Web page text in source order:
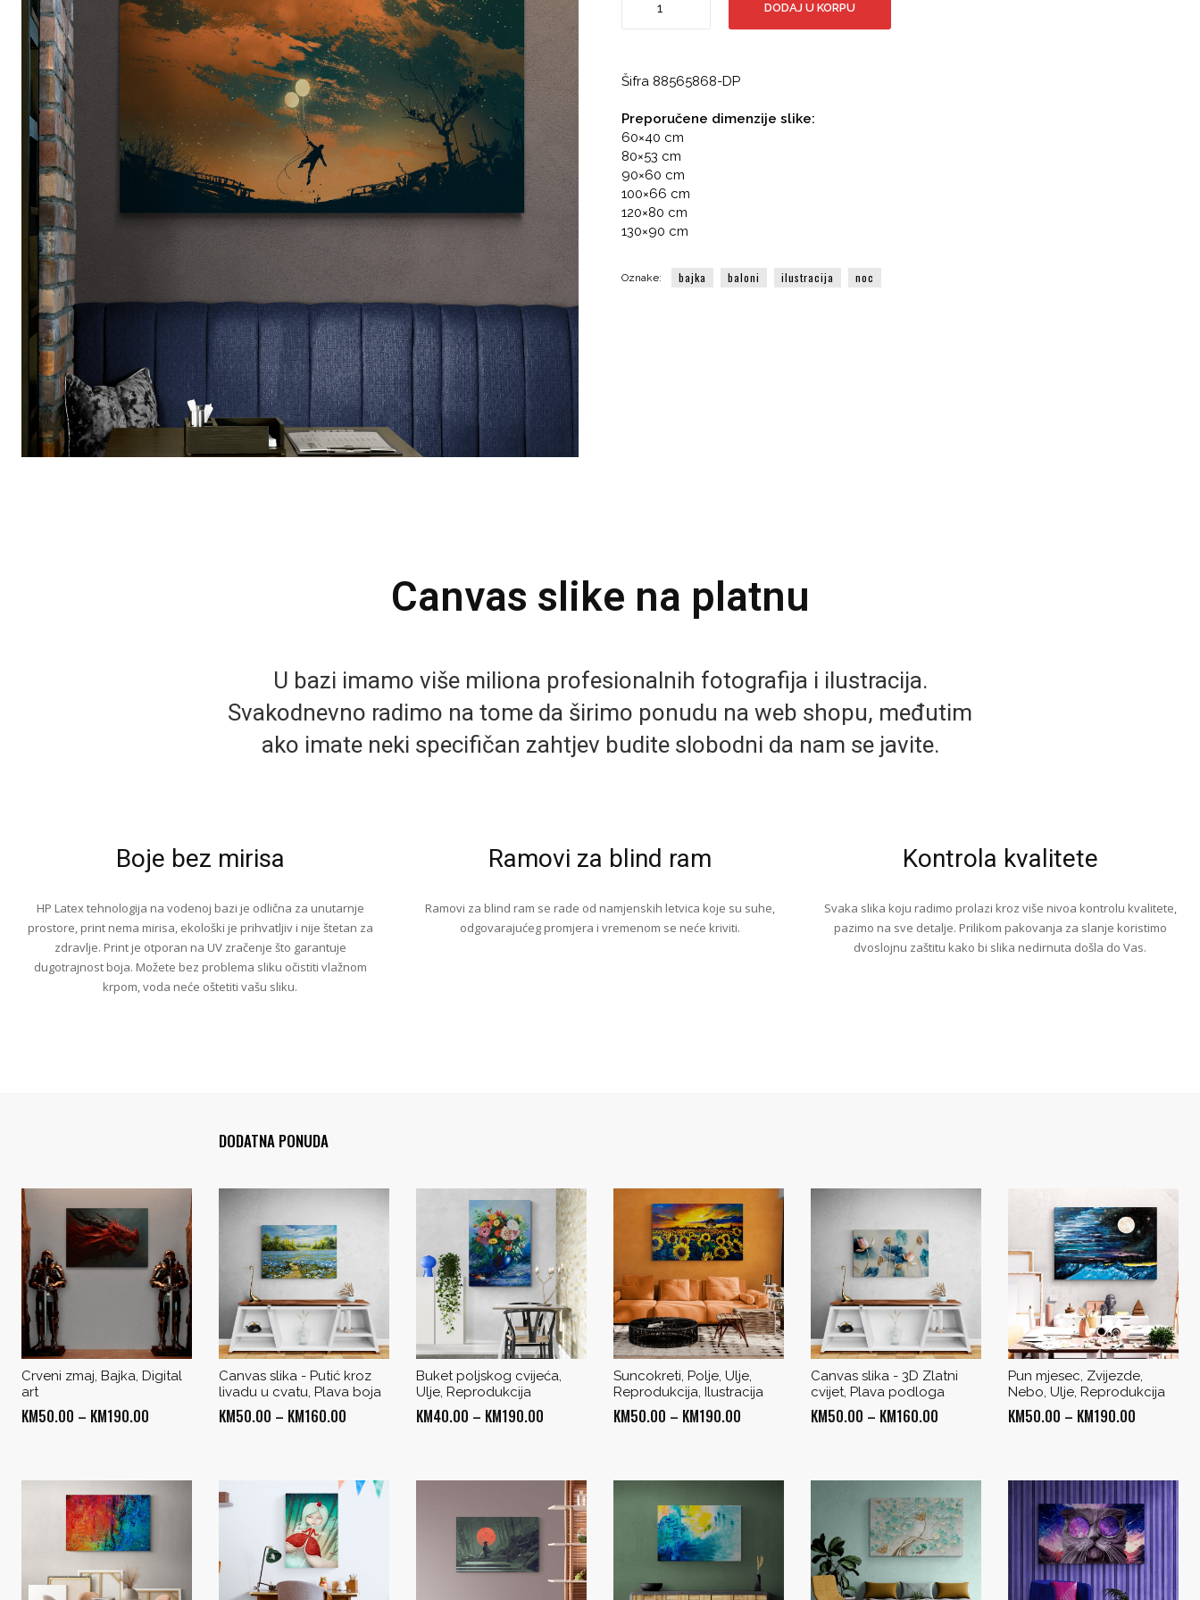
noć
DODAJ U KORPU
Šifra 88565868-DP
Preporučene dimenzije slike:
60×40 cm
80×53 cm
90×60 cm
100×66 cm
120×80 cm
130×90 cm
Oznake: bajka baloni ilustracija noc
Canvas slike na platnu
U bazi imamo više miliona profesionalnih fotografija i ilustracija.
Svakodnevno radimo na tome da širimo ponudu na web shopu, međutim
ako imate neki specifičan zahtjev budite slobodni da nam se javite.
Boje bez mirisa
HP Latex tehnologija na vodenoj bazi je odlična za unutarnje
prostore, print nema mirisa, ekološki je prihvatljiv i nije štetan za
zdravlje. Print je otporan na UV zračenje što garantuje
dugotrajnost boja. Možete bez problema sliku očistiti vlažnom
krpom, voda neće oštetiti vašu sliku.
Ramovi za blind ram
Ramovi za blind ram se rade od namjenskih letvica koje su suhe,
odgovarajućeg promjera i vremenom se neće kriviti.
Kontrola kvalitete
Svaka slika koju radimo prolazi kroz više nivoa kontrolu kvalitete,
pazimo na sve detalje. Prilikom pakovanja za slanje koristimo
dvoslojnu zaštitu kako bi slika nedirnuta došla do Vas.
DODATNA PONUDA
Crveni zmaj, Bajka, Digital
art
KM50.00 – KM190.00
through
KM190.00
Canvas slika - Putić kroz
livadu u cvatu, Plava boja
KM50.00 – KM160.00
through
Buket poljskog cvijeća,
Ulje, Reprodukcija
KM40.00 – KM190.00
through
KM190.00
Suncokreti, Polje, Ulje,
Reprodukcija, Ilustracija
KM50.00 – KM190.00
through
KM190.00
Canvas slika - 3D Zlatni
cvijet, Plava podloga
KM50.00 – KM160.00
through
KM160.00
Pun mjesec, Zvijezde,
Nebo, Ulje, Reprodukcija
KM50.00 – KM190.00
through
KM190.00